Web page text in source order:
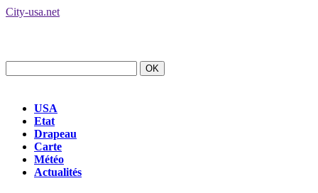
City-usa.net
USA
Etat
Drapeau
Carte
Météo
Actualités